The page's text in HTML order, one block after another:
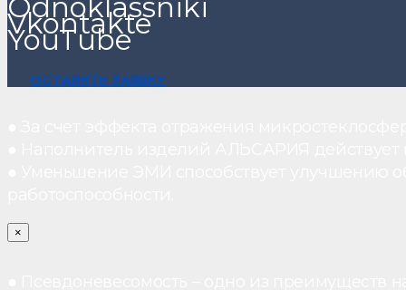
Odnoklassniki
Vkontakte
YouTube
ОСТАВИТЬ ЗАЯВКУ
×